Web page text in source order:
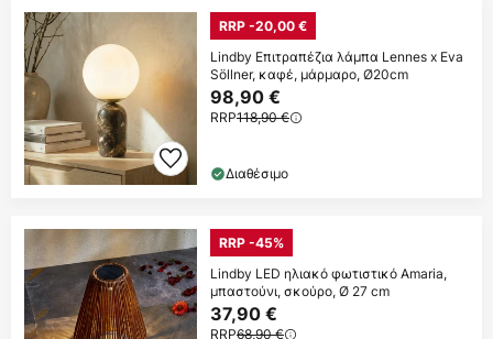
RRP -20,00 €
Lindby Επιτραπέζια λάμπα Lennes x Eva
Söllner, καφέ, μάρμαρο, Ø20cm
98,90 €
RRP118,90 €
Διαθέσιμο
RRP -45%
Lindby LED ηλιακό φωτιστικό Amaria,
μπαστούνι, σκούρο, Ø 27 cm
37,90 €
RRP68,90 €